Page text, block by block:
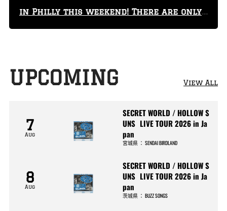
in Philly this weekend! There are only
29 tickets left!
UPCOMING View All
7
Aug
SECRET WORLD / HOLLOW S
UNS LIVE TOUR 2026 in Ja
pan
宮城県 ：SENDAI BIRDLAND
8
Aug
SECRET WORLD / HOLLOW S
UNS LIVE TOUR 2026 in Ja
pan
茨城県 ：BUZZ SONGS